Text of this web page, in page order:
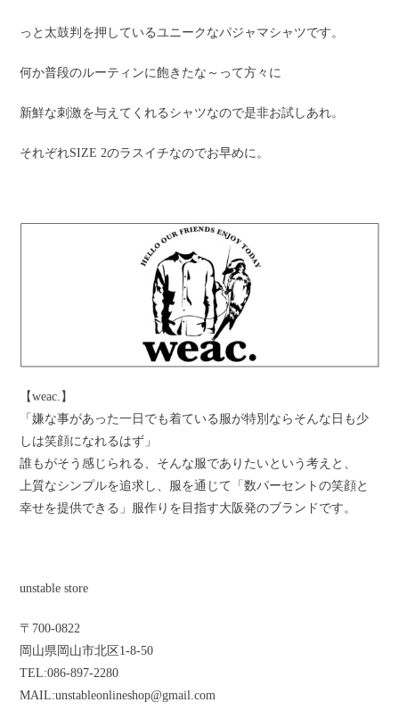
っと太鼓判を押しているユニークなパジャマシャツです。
何か普段のルーティンに飽きたな～って方々に
新鮮な刺激を与えてくれるシャツなので是非お試しあれ。
それぞれSIZE 2のラスイチなのでお早めに。
【weac.】
「嫌な事があった一日でも着ている服が特別ならそんな日も少
しは笑顔になれるはず」
誰もがそう感じられる、そんな服でありたいという考えと、
上質なシンプルを追求し、服を通じて「数パーセントの笑顔と
幸せを提供できる」服作りを目指す大阪発のブランドです。
unstable store
〒 700-0822
岡山県岡山市北区 1-8-50
TEL:086-897-2280
MAIL:unstableonlineshop@gmail.com